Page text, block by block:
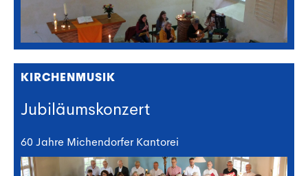
KIRCHENMUSIK
Jubiläumskonzert
60 Jahre Michendorfer Kantorei